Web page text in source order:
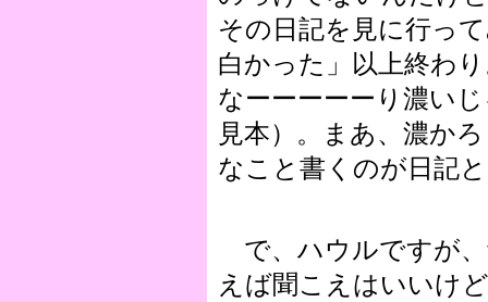
その日記を見に行っ
白かった」以上終わ
なーーーーーり濃い
見本）。まあ、濃か
なこと書くのが日記
で、ハウルですが
えば聞こえはいいけ